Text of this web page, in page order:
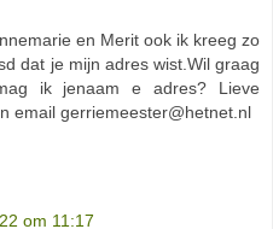
en Merit ook ik kreeg zo
dat je mijn adres wist.Wil graag
ik jenaam e adres? Lieve
email gerriemeester@hetnet.nl
om 11:17